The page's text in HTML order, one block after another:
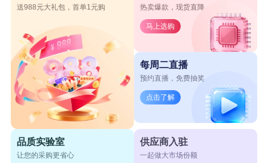
送988元大礼包，首单1元购 热卖爆款，现货直降
马上选购
每周二直播
预约直播，免费抽奖
点击了解
品质实验室
让您的采购更省心
供应商入驻
一起做大市场份额